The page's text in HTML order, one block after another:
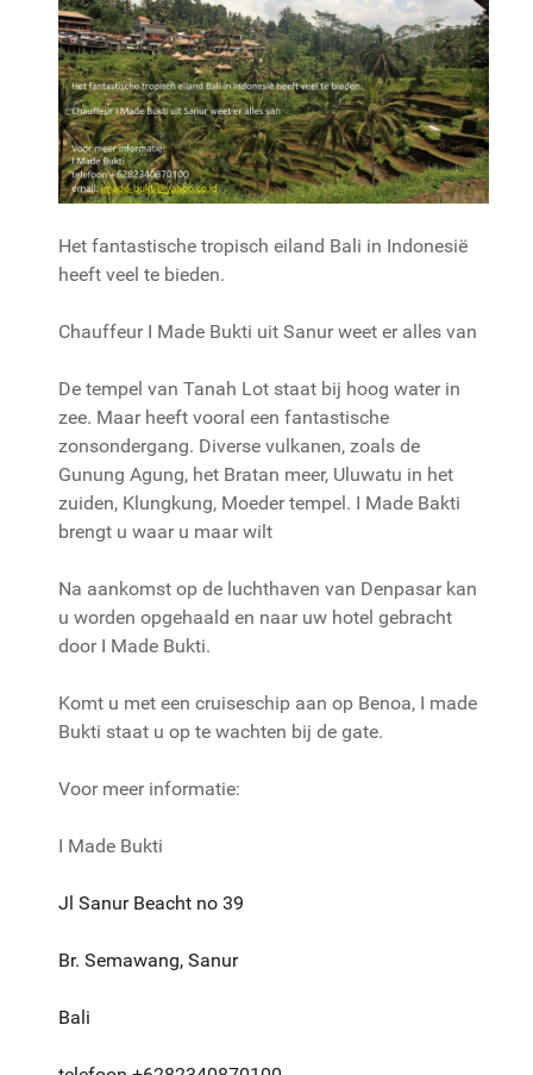
Het fantastische tropisch eiland Bali in Indonesië
heeft veel te bieden.
Chauffeur I Made Bukti uit Sanur weet er alles van
De tempel van Tanah Lot staat bij hoog water in
zee. Maar heeft vooral een fantastische
zonsondergang. Diverse vulkanen, zoals de
Gunung Agung, het Bratan meer, Uluwatu in het
zuiden, Klungkung, Moeder tempel. I Made Bakti
brengt u waar u maar wilt
Na aankomst op de luchthaven van Denpasar kan
u worden opgehaald en naar uw hotel gebracht
door I Made Bukti.
Komt u met een cruiseschip aan op Benoa, I made
Bukti staat u op te wachten bij de gate.
Voor meer informatie:
I Made Bukti
Jl Sanur Beacht no 39
Br. Semawang, Sanur
Bali